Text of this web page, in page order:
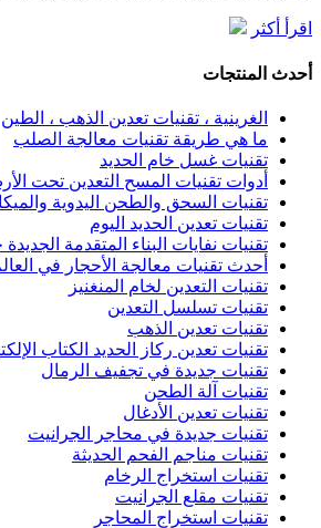
اقرأ أكثر
أحدث المنتجات
الغرينية ، تقنيات تعدين الذهب ، الطين
ما هي طريقة تقنيات معالجة الصلب
تقنيات غسل خام الحديد
أدوات تقنيات المسح التعدين تحت
تقنيات السحق والطحن اليدوية
تقنيات تعدين الحديد اليوم
تقنيات نفايات البناء المتقدمة
أحدث تقنيات معالجة الأحجار في
تقنيات التعدين لخام المنغنيز
تقنيات تسلسل التعدين
تقنيات تعدين الذهب
تقنيات تعدين ركاز الحديد الكتاب
تقنيات جديدة في تجفيف الرمال
تقنيات آلة الطحن
تقنيات تعدين الأدغال
تقنيات جديدة في محاجر الجرانيت
تقنيات مناجم الفحم الحديثة
تقنيات استخراج الرخام
تقنيات مقلع الجرانيت
تقنيات استخراج المحاجر